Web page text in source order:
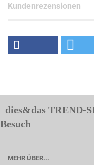
Kundenrezensionen
dies&das TREND-
Besuch
MEHR ÜBER...